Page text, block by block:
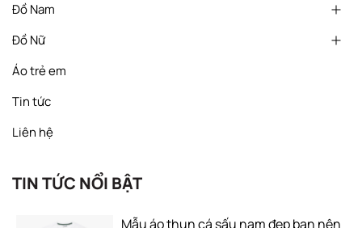
Đồ Nam
Đồ Nữ
Áo trẻ em
Tin tức
Liên hệ
TIN TỨC NỔI BẬT
Mẫu áo thun cá sấu nam đẹp bạn nên